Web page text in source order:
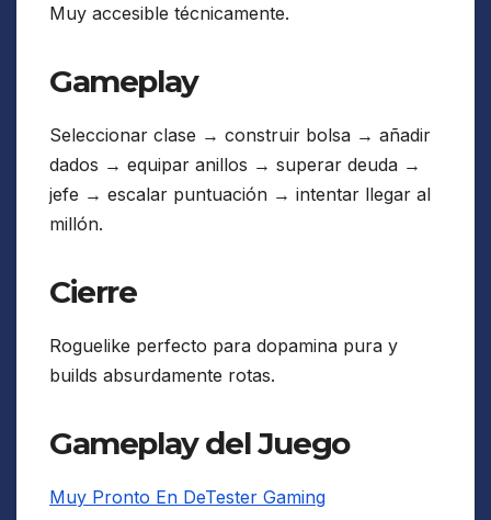
Muy accesible técnicamente.
Gameplay
Seleccionar clase → construir bolsa → añadir
dados → equipar anillos → superar deuda →
jefe → escalar puntuación → intentar llegar al
millón.
Cierre
Roguelike perfecto para dopamina pura y
builds absurdamente rotas.
Gameplay del Juego
Muy Pronto En DeTester Gaming